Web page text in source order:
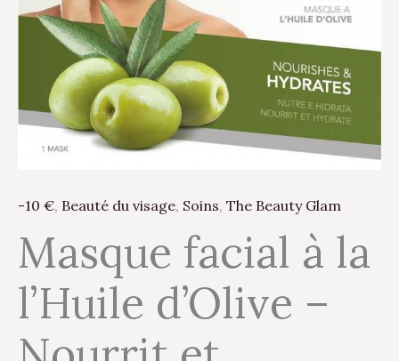
-10 €, Beauté du visage, Soins, The Beauty Glam
Masque facial à la
l’Huile d’Olive –
Nourrit
Hydrate